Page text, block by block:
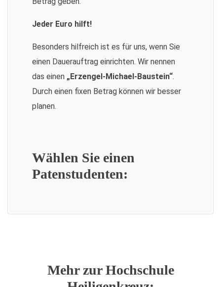
Jeder Euro hilft!
Besonders hilfreich ist es für uns, wenn Sie
einen Dauerauftrag einrichten. Wir nennen
das einen „Erzengel-Michael-Baustein“.
Durch einen fixen Betrag können wir besser
planen.
Wählen Sie einen
Patenstudenten:
Mehr zur Hochschule